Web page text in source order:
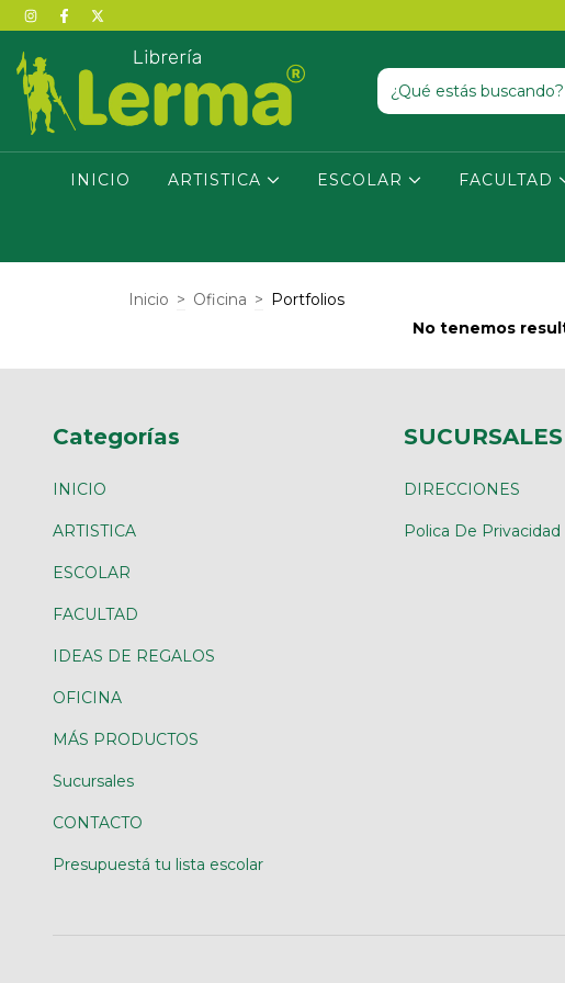
INICIO ARTISTICA ESCOLAR FACULTAD
Inicio > Oficina > Portfolios
No tenemos
Categorías
INICIO
ARTISTICA
ESCOLAR
FACULTAD
IDEAS DE REGALOS
OFICINA
MÁS PRODUCTOS
Sucursales
CONTACTO
Presupuestá tu lista escolar
SUCURSALES
DIRECCIONES
Polica De Privacidad